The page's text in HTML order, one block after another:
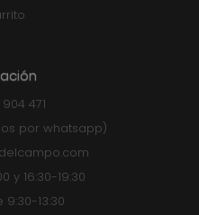
471
por whatsapp)
y 16:30-19:30
13:30